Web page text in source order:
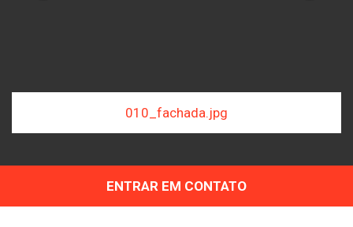
ENTRAR EM CONTATO